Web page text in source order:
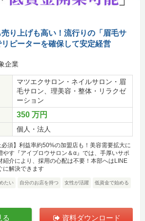
り上げも高い！流行りの「眉毛サ
リピーターを確保して安定経営
企業
マツエクサロン・ネイルサロン・眉
毛サロン、理美容・整体・リラクゼ
ーション
350 万円
個人・法人
必須】利益率約50%の加盟店も！美容需要拡大に
やす『アイブロウサロン＆α』では、手厚いサポ
紹介により、採用の心配は不要！本部へはLINE
に解決できます
たい 自分のお店を持つ 女性が活躍 低資金で始める
る 資料ダウンロード